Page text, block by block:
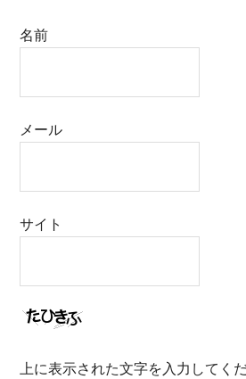
名前
メール
サイト
上に表示された文字を入力してくだ